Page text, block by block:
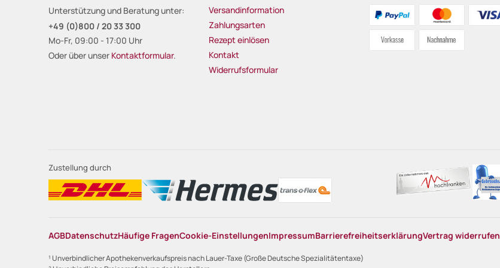
Unterstützung und Beratung unter:
+49 (0)800 / 20 33 300
Mo-Fr, 09:00 - 17:00 Uhr
Oder über unser Kontaktformular.
Versandinformation
Zahlungsarten
Rezept einlösen
Kontakt
Widerrufsformular
Zustellung durch
AGBDatenschutzHäufige FragenCookie-EinstellungenImpressumBarrierefreiheitserklärungVertrag widerrufen
¹ Unverbindlicher Apothekenverkaufspreis nach Lauer-Taxe (Große Deutsche Spezialitätentaxe)